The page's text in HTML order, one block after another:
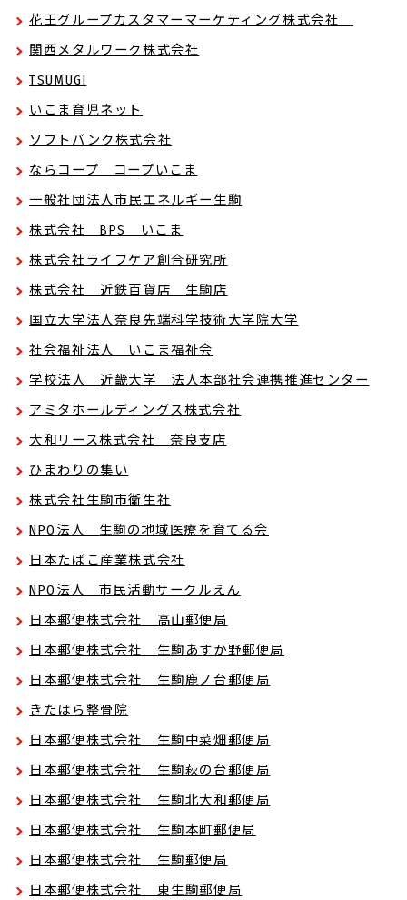
花王グループカスタマーマーケティング株式会社
関西メタルワーク株式会社
TSUMUGI
いこま育児ネット
ソフトバンク株式会社
ならコープ コープいこま
一般社団法人市民エネルギー生駒
株式会社 BPS いこま
株式会社ライフケア創合研究所
株式会社 近鉄百貨店 生駒店
国立大学法人奈良先端科学技術大学院大学
社会福祉法人 いこま福祉会
学校法人 近畿大学 法人本部社会連携推進センター
アミタホールディングス株式会社
大和リース株式会社 奈良支店
ひまわりの集い
株式会社生駒市衛生社
NPO法人 生駒の地域医療を育てる会
日本たばこ産業株式会社
NPO法人 市民活動サークルえん
日本郵便株式会社 高山郵便局
日本郵便株式会社 生駒あすか野郵便局
日本郵便株式会社 生駒鹿ノ台郵便局
きたはら整骨院
日本郵便株式会社 生駒中菜畑郵便局
日本郵便株式会社 生駒萩の台郵便局
日本郵便株式会社 生駒北大和郵便局
日本郵便株式会社 生駒本町郵便局
日本郵便株式会社 生駒郵便局
日本郵便株式会社 東生駒郵便局